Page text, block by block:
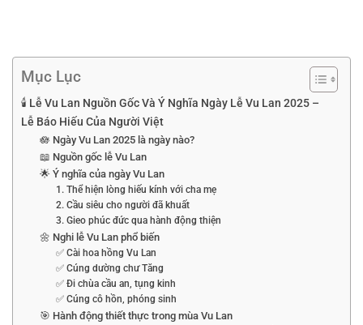
Mục Lục
🕯️ Lễ Vu Lan Nguồn Gốc Và Ý Nghĩa Ngày Lễ Vu Lan 2025 –
Lễ Báo Hiếu Của Người Việt
🪷 Ngày Vu Lan 2025 là ngày nào?
📖 Nguồn gốc lễ Vu Lan
🌟 Ý nghĩa của ngày Vu Lan
1. Thể hiện lòng hiếu kính với cha mẹ
2. Cầu siêu cho người đã khuất
3. Gieo phúc đức qua hành động thiện
🌼 Nghi lễ Vu Lan phổ biến
✅ Cài hoa hồng Vu Lan
✅ Cúng dường chư Tăng
✅ Đi chùa cầu an, tụng kinh
✅ Cúng cô hồn, phóng sinh
🎯 Hành động thiết thực trong mùa Vu Lan